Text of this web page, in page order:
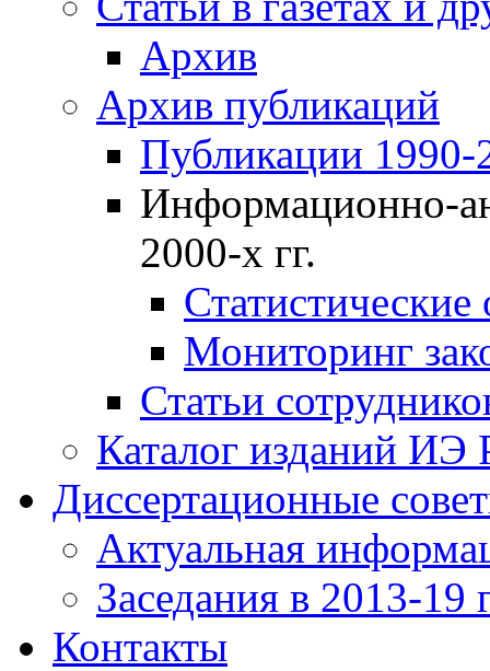
Архив
Архив публикаций
Публикации 1990-
Информационно-
2000-х гг.
Мониторинг
Статьи
Каталог изданий ИЭ
Диссертационные
Актуальная
Заседания в 2013-19
Контакты